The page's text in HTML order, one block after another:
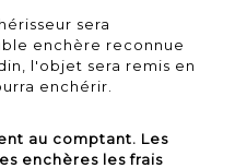
sera
enchère reconnue
l'objet sera remis en
enchérir.
au comptant. Les
enchères les frais